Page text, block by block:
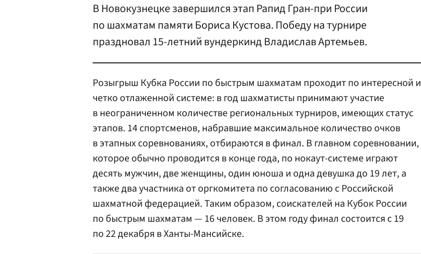
В Новокузнецке завершился этап Рапид Гран-при России
по шахматам памяти Бориса Кустова. Победу на турнире
праздновал 15-летний вундеркинд Владислав Артемьев.
Розыгрыш Кубка России по быстрым шахматам проходит по интересной и
четко отлаженной системе: в год шахматисты принимают участие
в неограниченном количестве региональных турниров, имеющих статус
этапов. 14 спортсменов, набравшие максимальное количество очков
в этапных соревнованиях, отбираются в финал. В главном соревновании,
которое обычно проводится в конце года, по нокаут-системе играют
десять мужчин, две женщины, один юноша и одна девушка до 19 лет, а
также два участника от оргкомитета по согласованию с Российской
шахматной федерацией. Таким образом, соискателей на Кубок России
по быстрым шахматам — 16 человек. В этом году финал состоится с 19
по 22 декабря в Ханты-Мансийске.